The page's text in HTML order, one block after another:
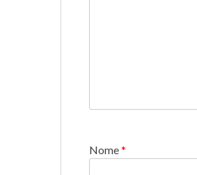
Nome*